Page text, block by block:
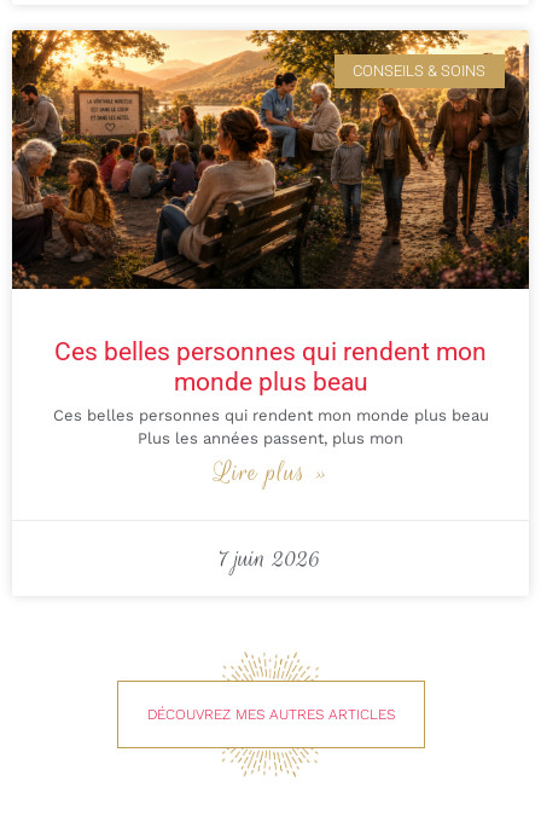
CONSEILS & SOINS
Ces belles personnes qui rendent mon
monde plus beau
Ces belles personnes qui rendent mon monde plus beau
Plus les années passent, plus mon
Lire plus »
7 juin 2026
DÉCOUVREZ MES AUTRES ARTICLES